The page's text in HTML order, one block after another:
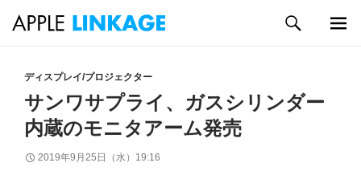
索
ディスプレイ/プロジェクター
サンワサプライ、ガスシリンダー
内蔵のモニタアーム発売
2019年9月25日（水）19:16